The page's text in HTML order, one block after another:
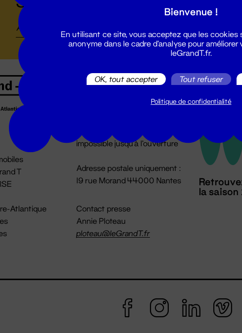
T
Atlantique
Billetterie
billetterie@leGrandT.fr
impossible jusqu'à l'ouverture
Adresse postale uniquement :
19 rue Morand 44000 Nantes
Contact presse
Annie Ploteau
ploteau@leGrandT.fr
la
Bienvenue !
En utilisant ce site, vous acceptez que les cookies
anonyme dans le cadre d'analyse pour
leGrandT.fr.
OK, tout accepter Tout refuser
Politique de confidentialité